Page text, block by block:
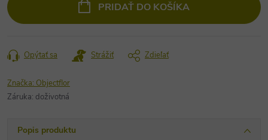
PRIDAŤ DO KOŠÍKA
Opýtať sa Strážiť Zdieľať
Značka: Objectflor
Záruka: doživotná
Popis produktu